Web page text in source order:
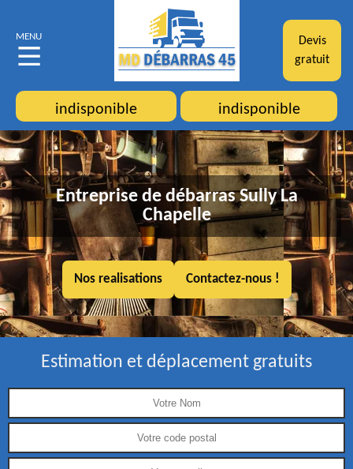
MENU
Devis
gratuit
indisponible indisponible
Entreprise de débarras Sully La
Chapelle
Nos realisations Contactez-nous !
Estimation et déplacement gratuits